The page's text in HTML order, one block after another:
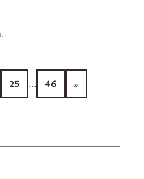
25 … 46 »